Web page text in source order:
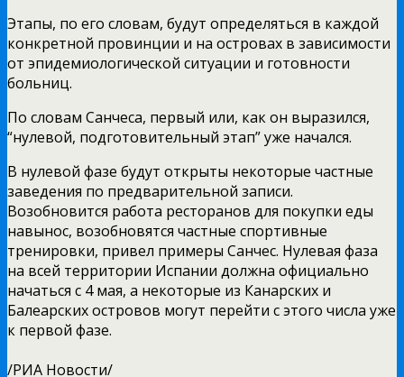
Этапы, по его словам, будут определяться в каждой
конкретной провинции и на островах в зависимости
от эпидемиологической ситуации и готовности
больниц.
По словам Санчеса, первый или, как он выразился,
“нулевой, подготовительный этап” уже начался.
В нулевой фазе будут открыты некоторые частные
заведения по предварительной записи.
Возобновится работа ресторанов для покупки еды
навынос, возобновятся частные спортивные
тренировки, привел примеры Санчес. Нулевая фаза
на всей территории Испании должна официально
начаться с 4 мая, а некоторые из Канарских и
Балеарских островов могут перейти с этого числа уже
к первой фазе.
/РИА Новости/